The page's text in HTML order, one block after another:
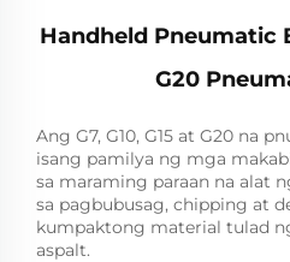
Handheld Pneumatic
G20
Ang G7, G10, G15 at G20 na
isang pamilya ng mga
sa maraming paraan na alat
sa pagbubusag, chipping at
kumpaktong material tulad
aspalt.